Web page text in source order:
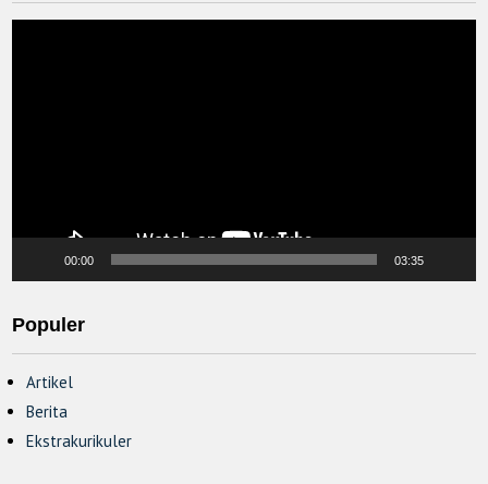
00:00 03:35
Populer
Artikel
Berita
Ekstrakurikuler